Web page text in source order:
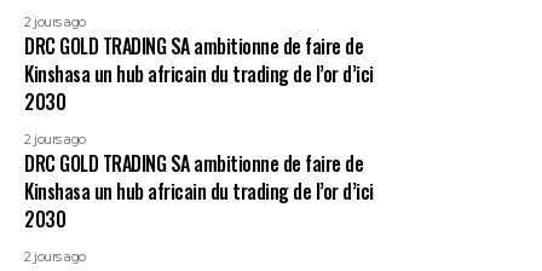
2 jours ago
DRC GOLD TRADING SA ambitionne de faire de
Kinshasa un hub africain du trading de l’or d’ici
2030
2 jours ago
DRC GOLD TRADING SA ambitionne de faire de
Kinshasa un hub africain du trading de l’or d’ici
2030
2 jours ago